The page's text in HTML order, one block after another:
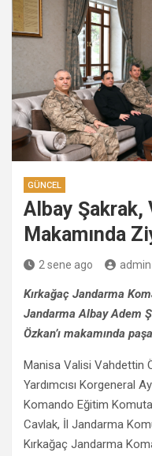
GÜNCEL
Albay Şakrak,
Makamında
2 sene ago admin
Kırkağaç Jandarma
Jandarma Albay Adem
Özkan’ı makamında
Manisa Valisi Vahdettin
Yardımcısı Korgeneral
Komando Eğitim
Cavlak, İl Jandarma
Kırkağaç Jandarma